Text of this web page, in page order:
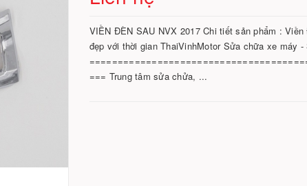
VIỀN ĐÈN SAU NVX 2017 Chi tiết sản phẩm :
đẹp với thời gian ThaiVinhMotor Sửa chữa xe máy
=== Trung tâm sửa chửa, ...